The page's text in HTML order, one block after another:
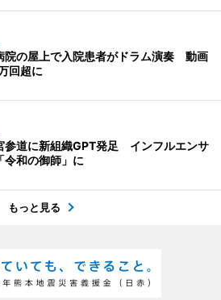
院の屋上で入院患者がドラム演奏 動画
回超に
参道に新組織GPT発足 インフルエンサ
令和の御師」に
もっと見る